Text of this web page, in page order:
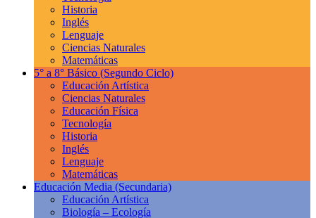
Historia
Inglés
Lenguaje
Ciencias Naturales
Matemáticas
5° a 8° Básico (Segundo Ciclo)
Educación Artística
Ciencias Naturales
Educación Física
Tecnología
Historia
Inglés
Lenguaje
Matemáticas
Educación Media (Secundaria)
Educación Artística
Biología – Ecología